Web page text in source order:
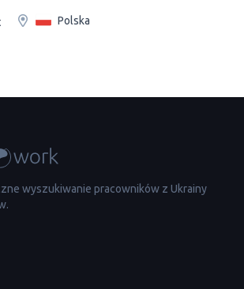
Polska
wyszukiwanie pracowników z Ukrainy